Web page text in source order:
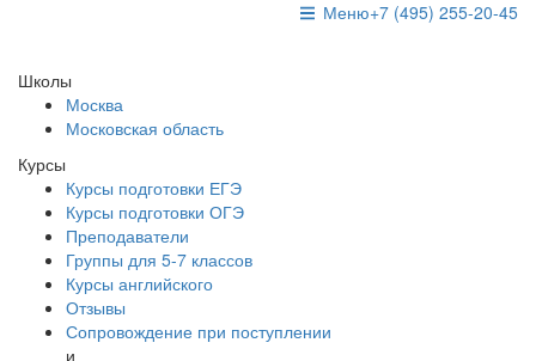
+7 (495) 255-20-45
Меню
Школы
Москва
Московская область
Курсы
Курсы подготовки ЕГЭ
Курсы подготовки ОГЭ
Преподаватели
Группы для 5-7 классов
Курсы английского
Отзывы
Сопровождение при поступлении
и